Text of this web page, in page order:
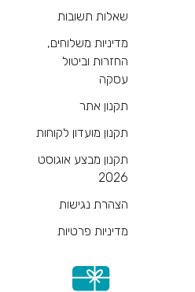
שאלות תשובות
מדיניות משלוחים,
החזרות וביטול
עסקה
תקנון אתר
תקנון מועדון לקוחות
תקנון מבצע אוגוסט
2026
הצהרת נגישות
מדיניות פרטיות